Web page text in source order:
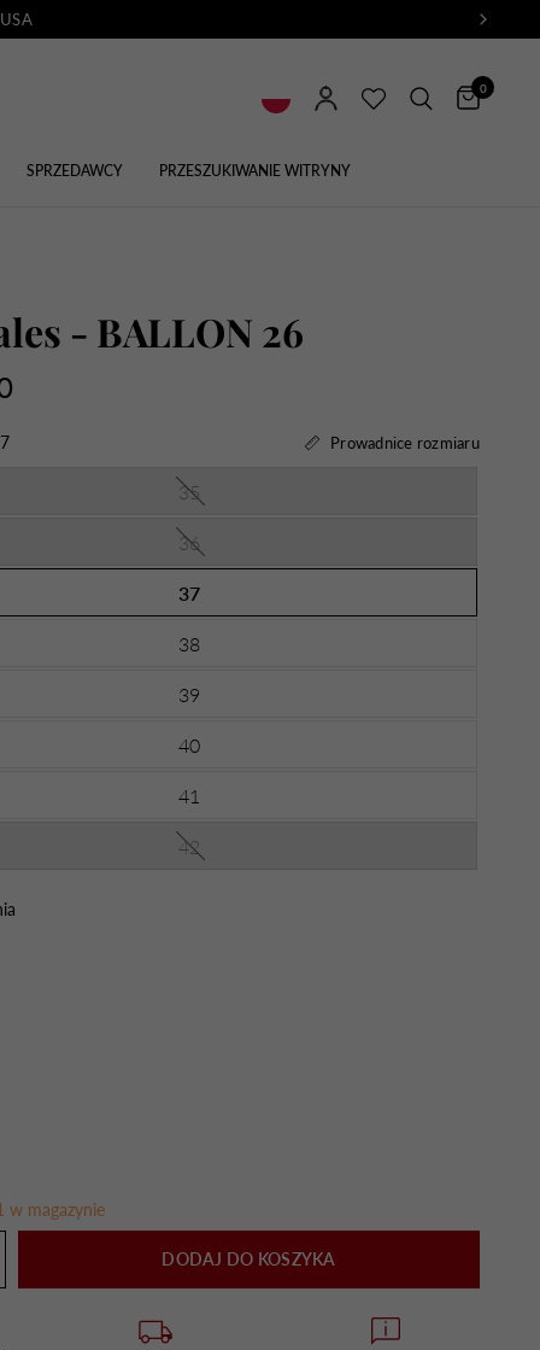
0
SPRZEDAWCY PRZESZUKIWANIE WITRYNY
- BALLON 26
Prowadnice rozmiaru
35
36
37
38
39
40
41
42
w magazynie
DODAJ DO KOSZYKA